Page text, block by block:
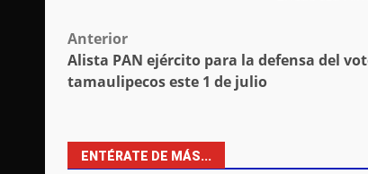
Post
navigation
Anterior
Alista PAN ejército para la defensa del
tamaulipecos este 1 de julio
ENTÉRATE DE MÁS...